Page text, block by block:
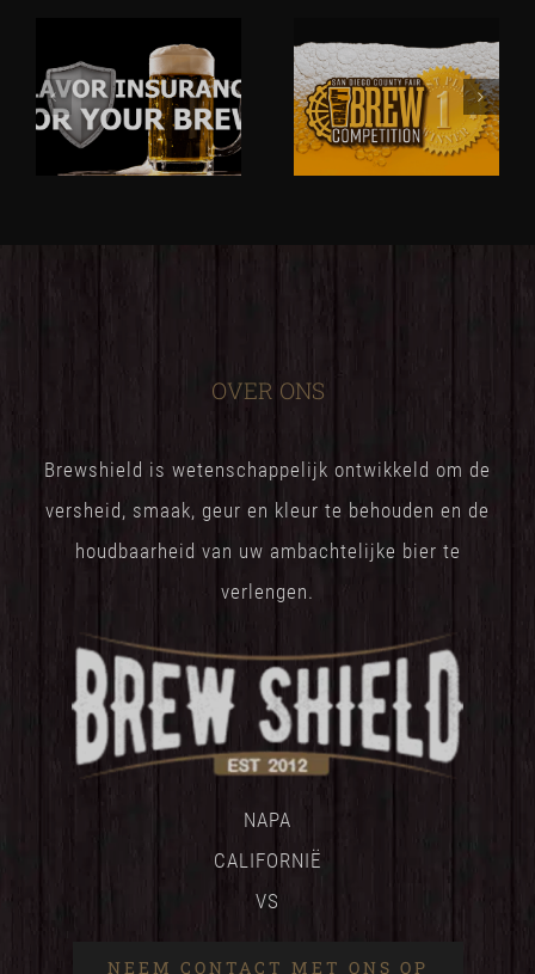
OVER ONS
Brewshield is wetenschappelijk ontwikkeld om de
versheid, smaak, geur en kleur te behouden en de
houdbaarheid van uw ambachtelijke bier te
verlengen.
NAPA
CALIFORNIË
VS
NEEM CONTACT MET ONS OP